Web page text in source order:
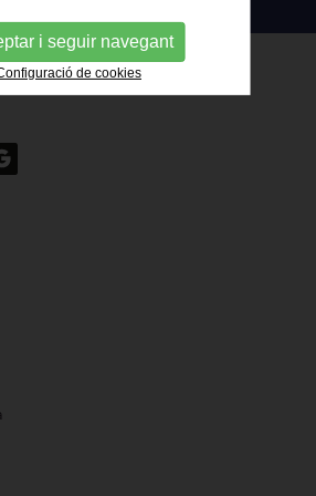
i seguir navegant
de cookies